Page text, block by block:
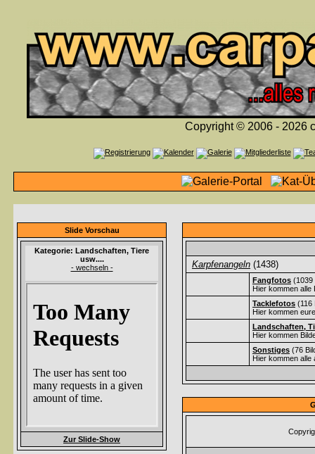
Copyright © 2006 - 2026
Slide Vorschau
Kategorie: Landschaften, Tiere
usw....
- wechseln -
Zur Slide-Show
Karpfenangeln (1438)
Fangfotos
Hier kommen
Tacklefotos
Hier kommen
Landschaften,
Hier kommen
Sonstiges (76
Hier kommen alle